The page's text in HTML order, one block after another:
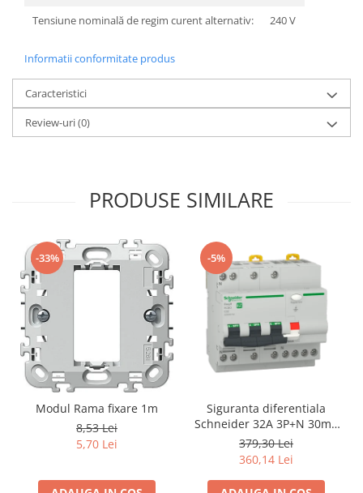
Tensiune nominală de regim curent alternativ:
240 V
Informatii conformitate produs
Caracteristici
Review-uri(0)
PRODUSE SIMILARE
-33%
Modul Rama fixare 1m
8,53 Lei
5,70 Lei
-5%
Siguranta diferentiala
Schneider 32A 3P+N 30mA
curba C tipAC 4,5kA RCBO
Easy9 EZ9D32732
379,30 Lei
360,14 Lei